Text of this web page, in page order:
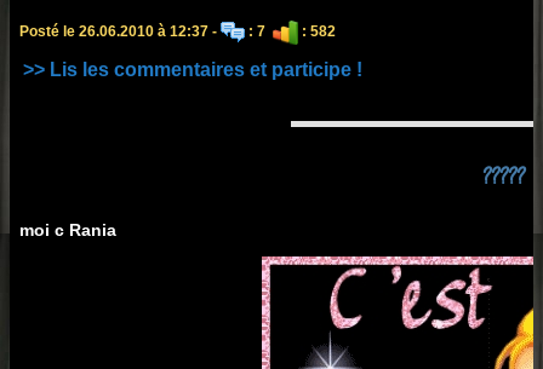
Posté le 26.06.2010 à 12:37 - : 7 : 582
>> Lis les commentaires et participe !
?????
moi c Rania